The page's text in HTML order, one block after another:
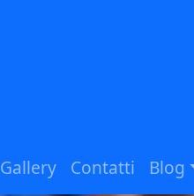
Gallery Contatti Blog